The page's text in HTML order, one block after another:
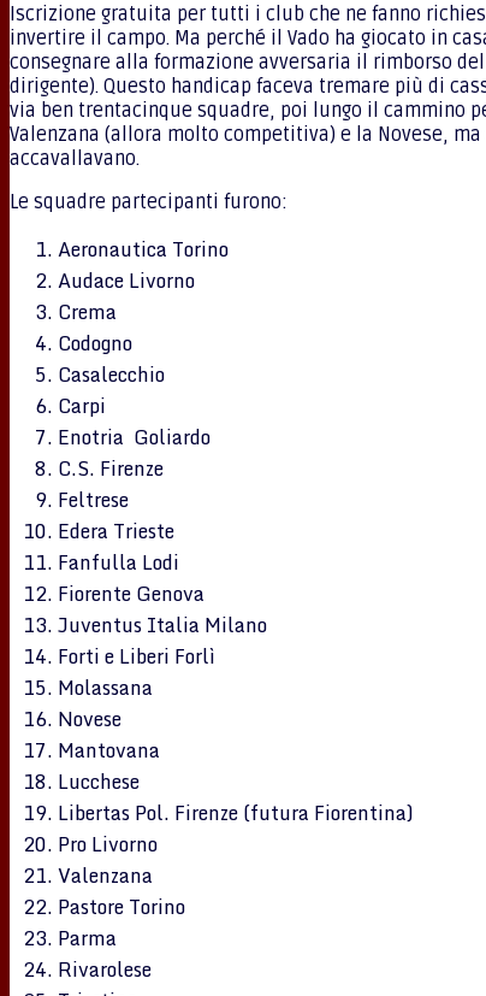
Iscrizione gratuita per tutti i club che ne fanno
invertire il campo. Ma perché il Vado ha giocato in
consegnare alla formazione avversaria il rimborso
dirigente). Questo handicap faceva tremare più di
via ben trentacinque squadre, poi lungo il cammino
Valenzana (allora molto competitiva) e la Novese,
accavallavano.
Le squadre partecipanti furono:
Aeronautica Torino
Audace Livorno
Crema
Codogno
Casalecchio
Carpi
Enotria Goliardo
C.S. Firenze
Feltrese
Edera Trieste
Fanfulla Lodi
Fiorente Genova
Juventus Italia Milano
Forti e Liberi Forlì
Molassana
Novese
Mantovana
Lucchese
Libertas Pol. Firenze (futura Fiorentina)
Pro Livorno
Valenzana
Pastore Torino
Parma
Rivarolese